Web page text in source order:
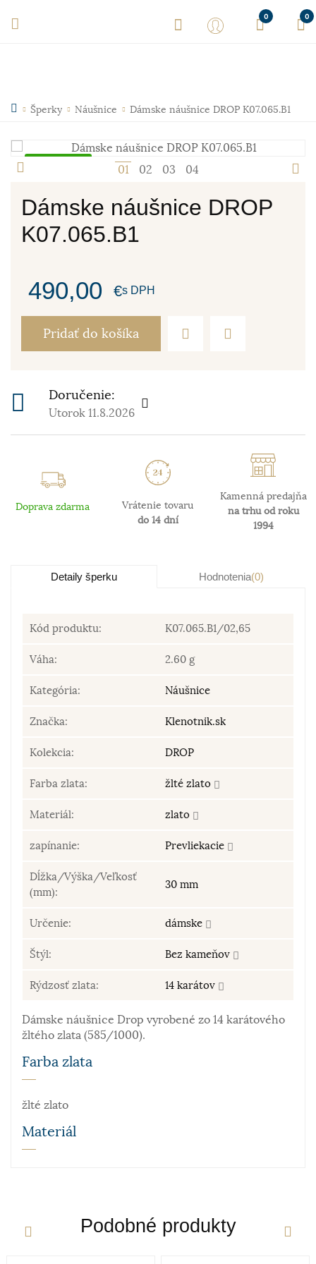
0 0
Šperky Náušnice Dámske náušnice DROP K07.065.B1
1 2 3 4
Dámske náušnice DROP
K07.065.B1
490,00 €s DPH
Pridať do košíka
Doručenie:
Utorok 11.8.2026
Doprava zdarma
Vrátenie tovaru
do 14 dní
Kamenná predajňa
na trhu od roku
1994
Detaily šperku Hodnotenia(0)
Kód produktu: K07.065.B1/02,65
Váha: 2.60 g
Kategória: Náušnice
Značka: Klenotnik.sk
Kolekcia: DROP
Farba zlata: žlté zlato
Materiál: zlato
zapínanie: Prevliekacie
Dĺžka/Výška/Veľkosť
(mm):
30 mm
Určenie: dámske
Štýl: Bez kameňov
Rýdzosť zlata: 14 karátov
Dámske náušnice Drop vyrobené zo 14 karátového
žltého zlata (585/1000).
Farba zlata
žlté zlato
Materiál
zlato je príliš mäkké a šperky z neho zhotovené by
sa nehodili pre praktické použitie. Prímesi paládia
Podobné produkty